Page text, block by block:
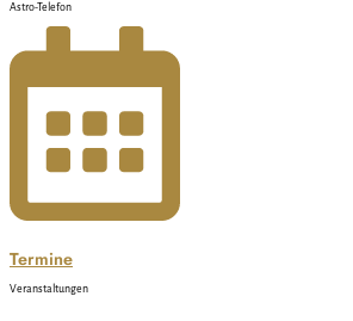
Astro-Telefon
Termine
Veranstaltungen